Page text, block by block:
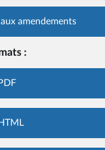
amendements
: